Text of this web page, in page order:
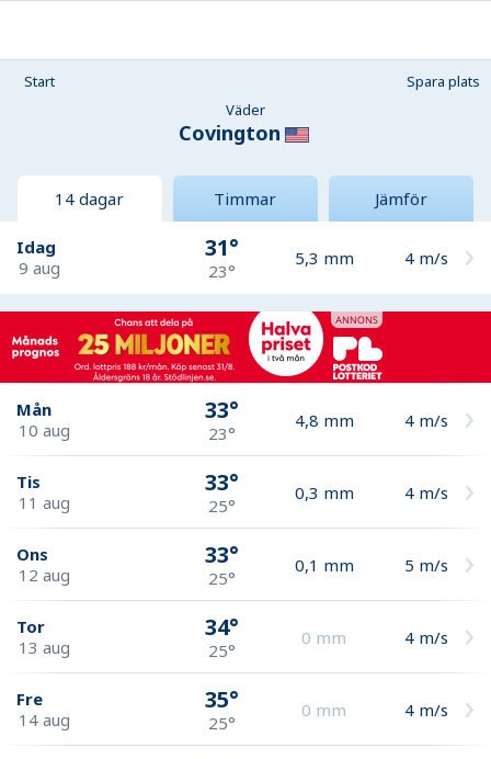
Start
Spara plats
Väder
Covington
14 dagar Timmar Jämför
Idag
9 aug
31°
23°
5,3 mm 4 m/s
Mån
10 aug
33°
23°
4,8 mm 4 m/s
Tis
11 aug
33°
25°
0,3 mm 4 m/s
Ons
12 aug
33°
25°
0,1 mm 5 m/s
Tor
13 aug
34°
25°
0 mm 4 m/s
Fre
14 aug
35°
25°
0 mm 4 m/s